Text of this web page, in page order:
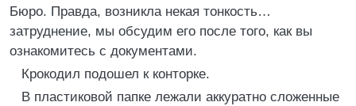
Бюро. Правда, возникла некая тонкость…
затруднение, мы обсудим его после того, как вы
ознакомитесь с документами.
Крокодил подошел к конторке.
В пластиковой папке лежали аккуратно сложенные